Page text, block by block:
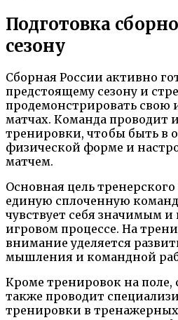
Подготовка
сезону
Сборная России активно
предстоящему сезону и
продемонстрировать свою
матчах. Команда проводит
тренировки, чтобы быть в
физической форме и
матчем.
Основная цель
единую сплоченную
чувствует себя значимым
игровом процессе. На
внимание уделяется
мышления и командной
Кроме тренировок на поле,
также проводит
тренировки в тренажерных